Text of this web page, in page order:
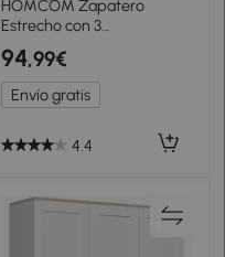
HOMCOM Zapatero
Estrecho con 3
Compartimentos y
Tiradores de Cuero PU
para Pasillos y Recibidores
80x24x131 cm Blanco y
94,99€
Envío gratis
4.4